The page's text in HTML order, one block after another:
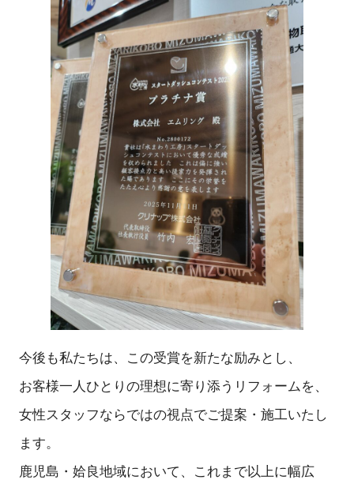
今後も私たちは、この受賞を新たな励みとし、
お客様一人ひとりの理想に寄り添うリフォームを、
女性スタッフならではの視点でご提案・施工いたし
ます。
鹿児島・姶良地域において、これまで以上に幅広